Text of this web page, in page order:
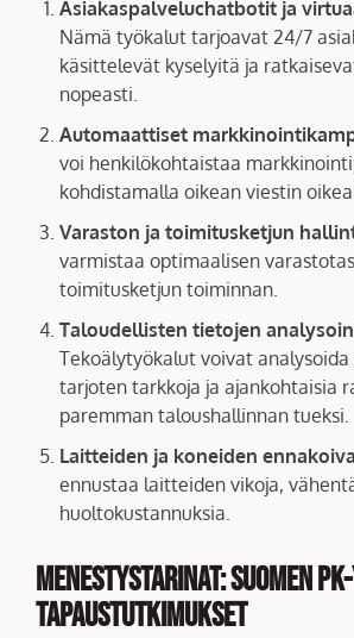
Asiakaspalveluchatbotit ja
Nämä työkalut tarjoavat 24/7
käsittelevät kyselyitä ja
nopeasti.
Automaattiset
voi henkilökohtaistaa
kohdistamalla oikean viestin
Varaston ja toimitusketjun
varmistaa optimaalisen
toimitusketjun toiminnan.
Taloudellisten tietojen
Tekoälytyökalut voivat
tarjoten tarkkoja ja ajankohtaisia
paremman taloushallinnan tueksi.
Laitteiden ja koneiden
ennustaa laitteiden vikoja,
huoltokustannuksia.
Menestystarinat: Suomen
Tapaustutkimukset